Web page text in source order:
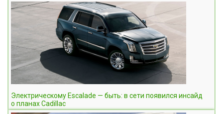
Электрическому Escalade — быть: в сети появился инсайд
о планах Cadillac